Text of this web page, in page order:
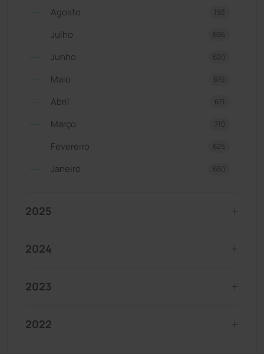
Agosto 193
Julho 695
Junho 620
Maio 675
Abril 671
Março 710
Fevereiro 625
Janeiro 660
2025
2024
2023
2022